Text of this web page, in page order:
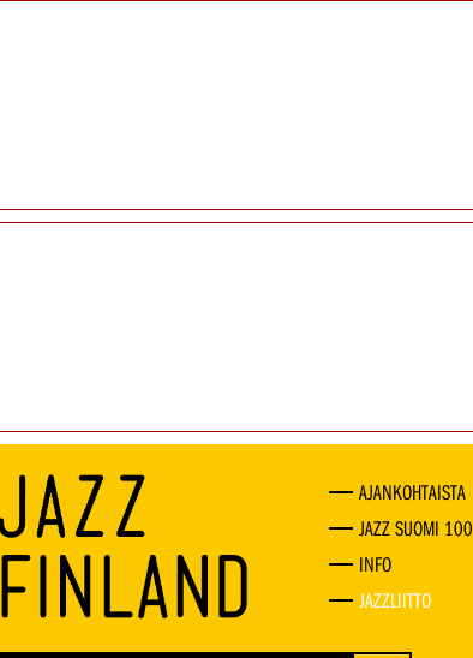
AJANKOHTAISTA
JAZZ SUOMI 100
INFO
JAZZLIITTO